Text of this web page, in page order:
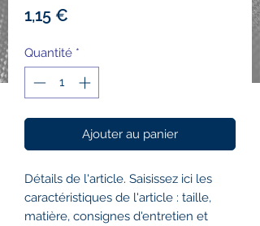
1,15 €
Quantité *
Ajouter au panier
Détails de l'article. Saisissez ici les
caractéristiques de l'article : taille,
matière, consignes d'entretien et